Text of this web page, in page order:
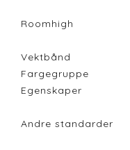
Roomhigh
Vektbånd
Fargegruppe
Egenskaper
Andre standarder